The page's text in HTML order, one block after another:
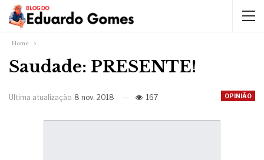
Home
Saudade: PRESENTE!
OPINIÃO
Ultima atualização 8 nov, 2018 167